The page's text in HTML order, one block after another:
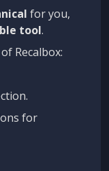
for you,
tool.
Recalbox:
for